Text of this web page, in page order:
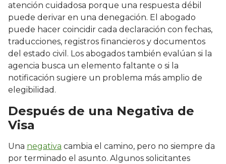
atención cuidadosa porque una respuesta débil
puede derivar en una denegación. El abogado
puede hacer coincidir cada declaración con fechas,
traducciones, registros financieros y documentos
del estado civil. Los abogados también evalúan si la
agencia busca un elemento faltante o si la
notificación sugiere un problema más amplio de
elegibilidad.
Después de una Negativa de
Visa
Una negativa cambia el camino, pero no siempre da
por terminado el asunto. Algunos solicitantes